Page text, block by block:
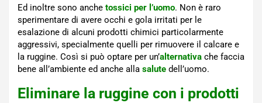
Ed inoltre sono anche tossici per l’uomo. Non è raro
sperimentare di avere occhi e gola irritati per le
esalazione di alcuni prodotti chimici particolarmente
aggressivi, specialmente quelli per rimuovere il calcare e
la ruggine. Così si può optare per un’alternativa che faccia
bene all’ambiente ed anche alla salute dell’uomo.
Eliminare la ruggine con i prodotti